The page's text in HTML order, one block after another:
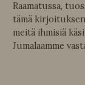
Raamatussa,
tämä
meitä ihmisiä
Jumalaamme